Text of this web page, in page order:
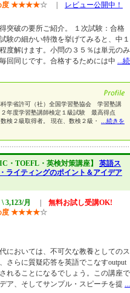
度 ★★★★☆ レビュー公開中！
突破の要所ご紹介。 １次試験：合格
験の細かい特徴を挙げてみると、中１
度解けます。小問の３５％は単元のみ
回同じです。合格するためには中 ...続
学省許可（社）全国学習塾協会 学習塾講
年度学習塾講師検定１級試験 最高得点
検２級取得者。 現在、数検２級・
...続きを
・TOEFL・英検対策講座】 英語ス
ライティングのポイント＆アイデア
3,123/月
無料お試し受講OK!
度 ★★★★☆
においては、不可欠な教養としてのス
さらに質疑応答を英語でこなすoutput
れることになるでしょう。この講座で
ア、そしてサンプル・スピーチを提 ...